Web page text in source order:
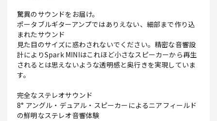
驚異のサウンドをお届け。
ポータブルギターアンプではありえない、細部まで作り込
まれたサウンド
見た目のサイズに惑わされないでください。精密な音響設
計によりSpark MINIはこれほど小さなスピーカーから再生
されるとは思えないような透明感と奥行きを実現していま
す。
完全なステレオサウンド
8° アングル・デュアル・スピーカーによるニアフィールド
の鮮明なステレオ音響体験